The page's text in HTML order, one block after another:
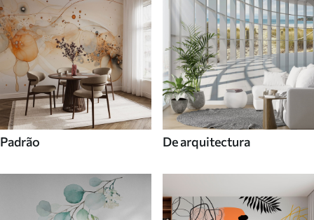
Padrão De arquitectura